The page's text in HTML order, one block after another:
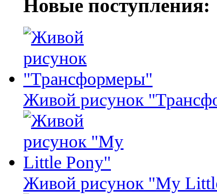
Новые поступления:
Живой рисунок
Живой рисунок "My